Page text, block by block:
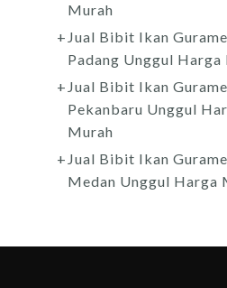
Murah
Jual Bibit Ikan
Padang Unggul Harga
Jual Bibit Ikan
Pekanbaru Unggul
Murah
Jual Bibit Ikan
Medan Unggul Harga